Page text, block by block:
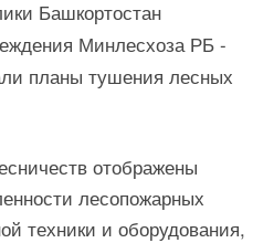
Башкортостан
Минлесхоза РБ -
планы тушения лесных
отображены
лесопожарных
техники и оборудования,